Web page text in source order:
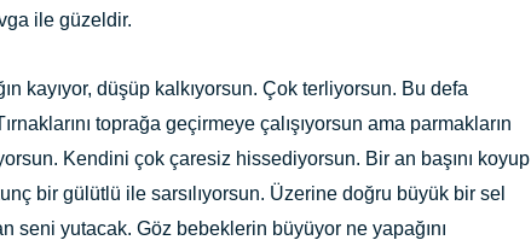
ile güzeldir.
kayıyor, düşüp kalkıyorsun. Çok terliyorsun. Bu defa
toprağa geçirmeye çalışıyorsun ama parmakların
Kendini çok çaresiz hissediyorsun. Bir an başını koyup
bir gülütlü ile sarsılıyorsun. Üzerine doğru büyük bir sel
seni yutacak. Göz bebeklerin büyüyor ne yapağını